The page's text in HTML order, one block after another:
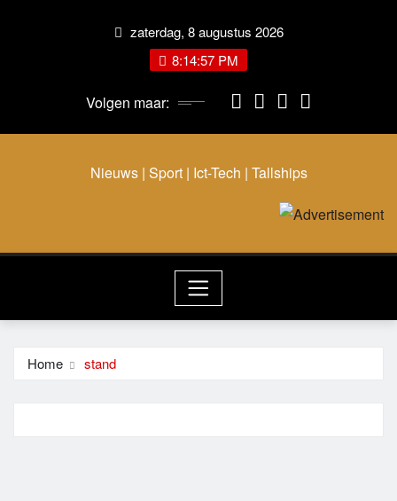
zaterdag, 8 augustus 2026
8:14:57 PM
Volgen maar:
Nieuws | Sport | Ict-Tech | Tallships
Home stand